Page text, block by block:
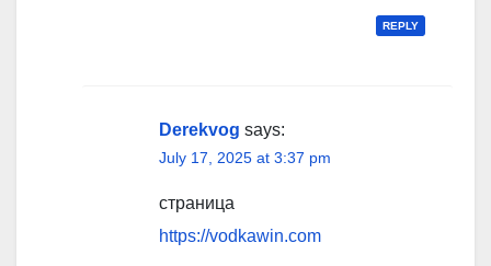
REPLY
Derekvog says:
July 17, 2025 at 3:37 pm
страница
https://vodkawin.com